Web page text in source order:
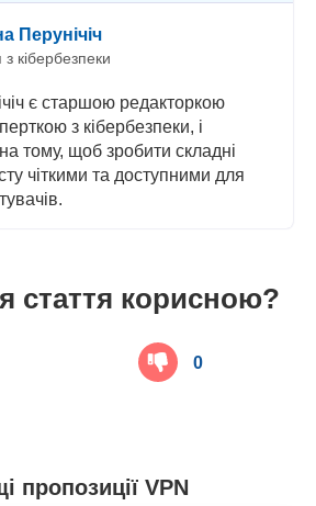
Перунічіч
кібербезпеки
є старшою редакторкою
з кібербезпеки, і
тому, щоб зробити складні
чіткими та доступними для
стаття корисною?
0
пропозиції VPN